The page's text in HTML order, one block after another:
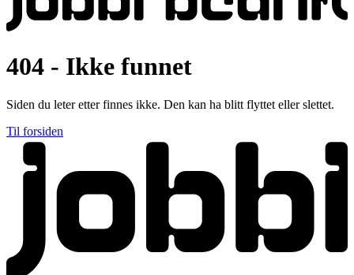
404 - Ikke funnet
Siden du leter etter finnes ikke. Den kan ha blitt flyttet eller slettet.
Til forsiden